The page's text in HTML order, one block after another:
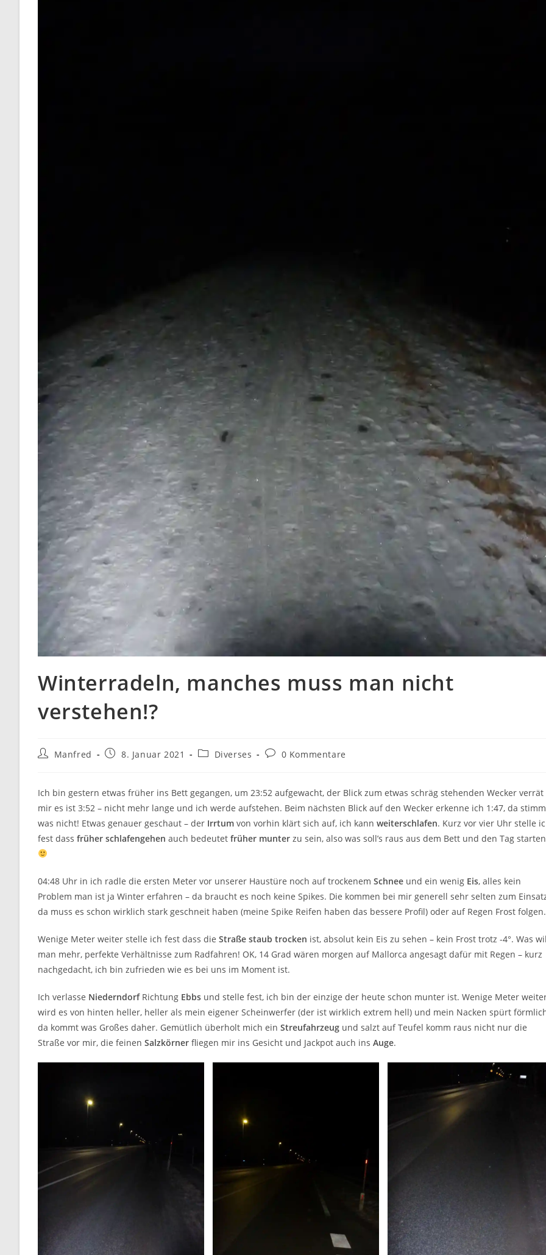
Winterradeln, manches muss man nicht
verstehen!?
Beitrags-
Manfred
Beitrag8. Januar 2021
Beitrags-
Diverses
Beitrags-
0 Kommentare
Ich bin gestern etwas früher ins Bett gegangen, um 23:52 aufgewacht, der Blick zum etwas schräg stehenden Wecker verrät
mir es ist 3:52 – nicht mehr lange und ich werde aufstehen. Beim nächsten Blick auf den Wecker erkenne ich 1:47, da
was nicht! Etwas genauer geschaut – der Irrtum von vorhin klärt sich auf, ich kann weiterschlafen. Kurz vor vier Uhr stelle
fest dass früher schlafengehen auch bedeutet früher munter zu sein, also was soll’s raus aus dem Bett und den Tag
04:48 Uhr in ich radle die ersten Meter vor unserer Haustüre noch auf trockenem Schnee und ein wenig Eis, alles kein
Problem man ist ja Winter erfahren – da braucht es noch keine Spikes. Die kommen bei mir generell sehr selten zum
da muss es schon wirklich stark geschneit haben (meine Spike Reifen haben das bessere Profil) oder auf Regen Frost folgen.
Wenige Meter weiter stelle ich fest dass die Straße staub trocken ist, absolut kein Eis zu sehen – kein Frost trotz -4°. Was
man mehr, perfekte Verhältnisse zum Radfahren! OK, 14 Grad wären morgen auf Mallorca angesagt dafür mit Regen – kurz
nachgedacht, ich bin zufrieden wie es bei uns im Moment ist.
Ich verlasse NiederndorfRichtung Ebbs und stelle fest, ich bin der einzige der heute schon munter ist. Wenige Meter
wird es von hinten heller, heller als mein eigener Scheinwerfer (der ist wirklich extrem hell) und mein Nacken spürt
da kommt was Großes daher. Gemütlich überholt mich ein Streufahrzeug und salzt auf Teufel komm raus nicht nur die
Straße vor mir, die feinen Salzkörner fliegen mir ins Gesicht und Jackpot auch ins Auge.